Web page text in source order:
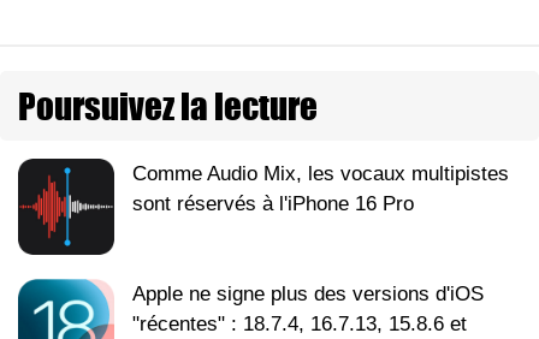
Poursuivez la lecture
Comme Audio Mix, les vocaux multipistes
sont réservés à l'iPhone 16 Pro
Apple ne signe plus des versions d'iOS
"récentes" : 18.7.4, 16.7.13, 15.8.6 et